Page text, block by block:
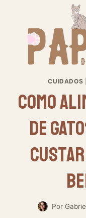
Conteúdo
CUIDADOS
Como
De
Custar
Por